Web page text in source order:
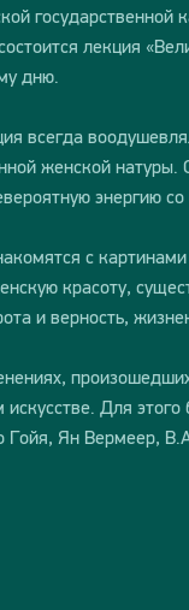
лекция
дню.
всегда
женской
энергию
с
красоту,
и верность,
Для
Гойя, Ян Вермеер,